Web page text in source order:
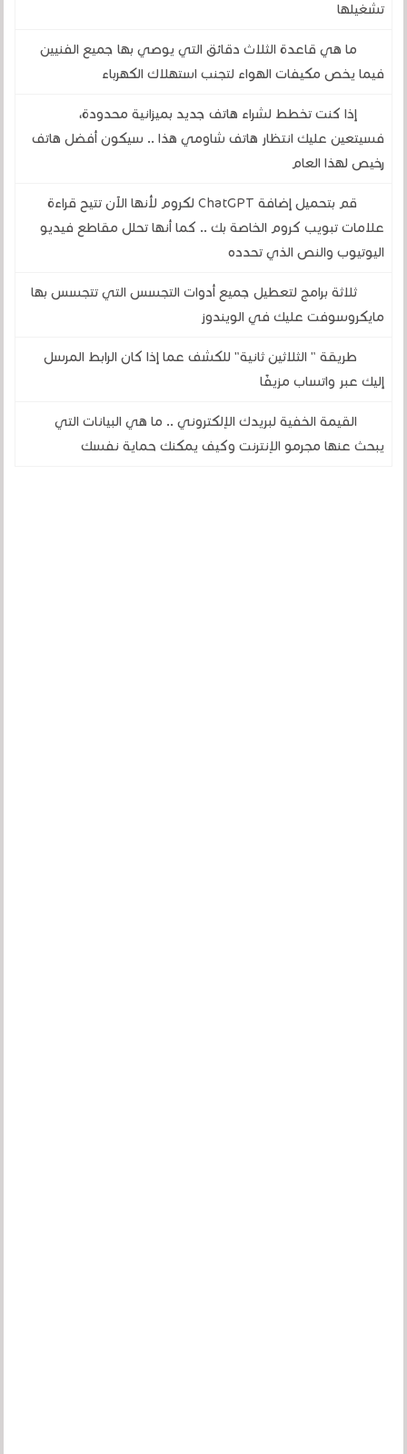
تشغيلها
ما هي قاعدة الثلاث دقائق التي يوصي بها جميع الفنيين
فيما يخص مكيفات الهواء لتجنب استهلاك الكهرباء
إذا كنت تخطط لشراء هاتف جديد بميزانية محدودة،
فسيتعين عليك انتظار هاتف شاومي هذا .. سيكون أفضل هاتف
رخيص لهذا العام
قم بتحميل إضافة ChatGPT لكروم لأنها الآن تتيح قراءة
علامات تبويب كروم الخاصة بك .. كما أنها تحلل مقاطع فيديو
اليوتيوب والنص الذي تحدده
ثلاثة برامج لتعطيل جميع أدوات التجسس التي تتجسس بها
مايكروسوفت عليك في الويندوز
طريقة " الثلاثين ثانية" للكشف عما إذا كان الرابط المرسل
إليك عبر واتساب مزيفًا
القيمة الخفية لبريدك الإلكتروني .. ما هي البيانات التي
يبحث عنها مجرمو الإنترنت وكيف يمكنك حماية نفسك